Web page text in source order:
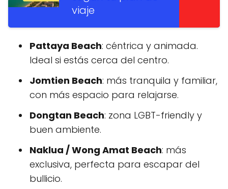
viaje
Pattaya Beach: céntrica y animada.
Ideal si estás cerca del centro.
Jomtien Beach: más tranquila y familiar,
con más espacio para relajarse.
Dongtan Beach: zona LGBT-friendly y
buen ambiente.
Naklua / Wong Amat Beach: más
exclusiva, perfecta para escapar del
bullicio.